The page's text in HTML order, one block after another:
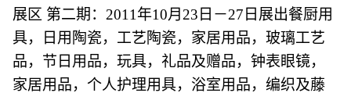
展区 第二期：2011年10月23日－27日展出餐厨用
具，日用陶瓷，工艺陶瓷，家居用品，玻璃工艺
品，节日用品，玩具，礼品及赠品，钟表眼镜，
家居用品，个人护理用具，浴室用品，编织及藤